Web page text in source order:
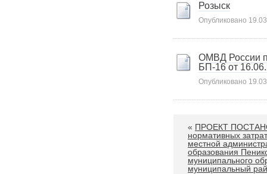
Розыск
Опубликовано
ОМВД России
БП-16 от
Опубликовано
« ПРОЕКТ
нормативных
местной
образования
муниципального
муниципальный